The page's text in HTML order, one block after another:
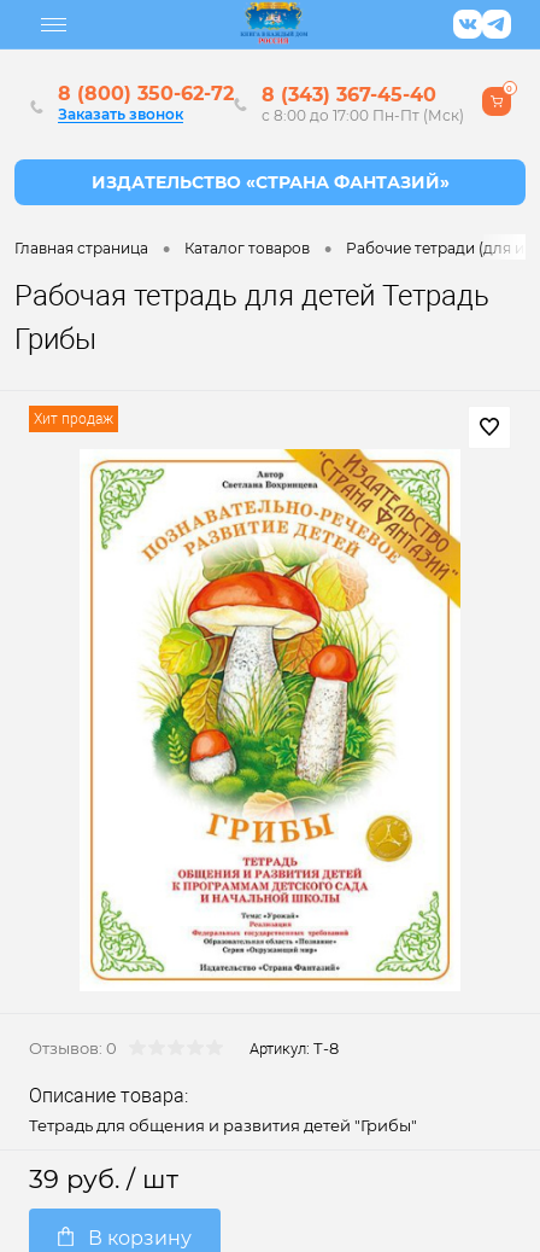
8 (800) 350-62-72
Заказать звонок
8 (343) 367-45-40
с 8:00 до 17:00 Пн-Пт (Мск)
0
Главная страница • Каталог товаров • Рабочие тетради (для
Рабочая тетрадь для детей Тетрадь
Грибы
Хит продаж
Отзывов: 0 Артикул: Т-8
Описание товара:
Тетрадь для общения и развития детей "Грибы"
39 руб. / шт
В корзину